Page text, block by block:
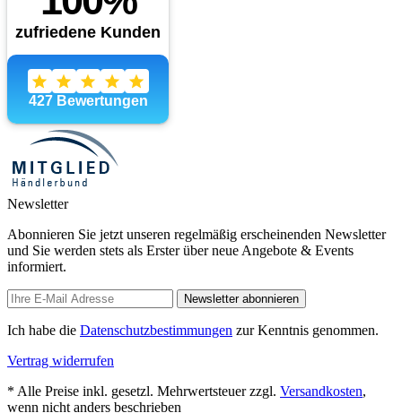
Newsletter
Abonnieren Sie jetzt unseren regelmäßig erscheinenden Newsletter
und Sie werden stets als Erster über neue Angebote & Events
informiert.
Newsletter abonnieren
Ich habe die Datenschutzbestimmungen zur Kenntnis genommen.
Vertrag widerrufen
* Alle Preise inkl. gesetzl. Mehrwertsteuer zzgl. Versandkosten,
wenn nicht anders beschrieben